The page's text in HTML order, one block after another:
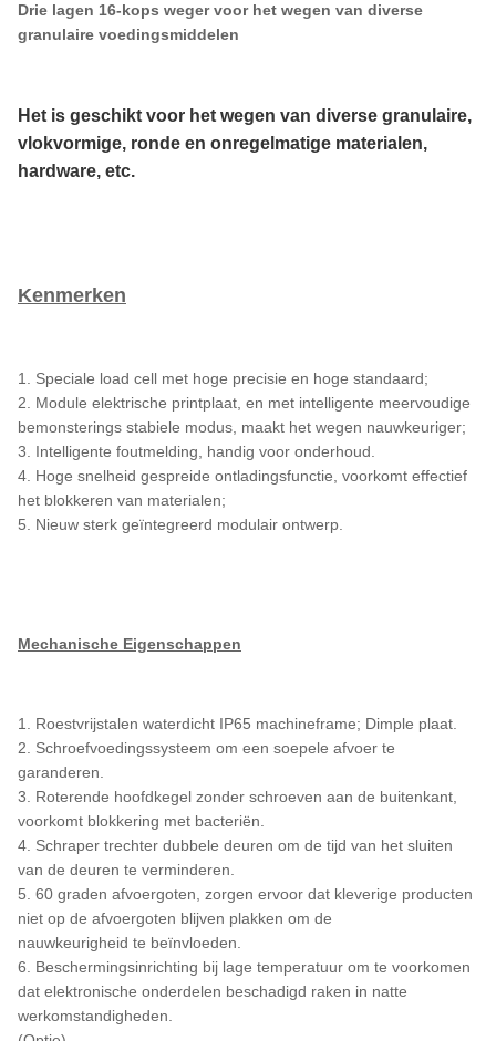
Drie lagen 16-kops weger voor het wegen van diverse
granulaire voedingsmiddelen
Het is geschikt voor het wegen van diverse granulaire,
vlokvormige, ronde en onregelmatige materialen,
hardware, etc.
Kenmerken
1. Speciale load cell met hoge precisie en hoge standaard;
2. Module elektrische printplaat, en met intelligente meervoudige
bemonsterings stabiele modus, maakt het wegen nauwkeuriger;
3. Intelligente foutmelding, handig voor onderhoud.
4. Hoge snelheid gespreide ontladingsfunctie, voorkomt effectief
het blokkeren van materialen;
5. Nieuw sterk geïntegreerd modulair ontwerp.
Mechanische Eigenschappen
1. Roestvrijstalen waterdicht IP65 machineframe; Dimple plaat.
2. Schroefvoedingssysteem om een soepele afvoer te
garanderen.
3. Roterende hoofdkegel zonder schroeven aan de buitenkant,
voorkomt blokkering met bacteriën.
4. Schraper trechter dubbele deuren om de tijd van het sluiten
van de deuren te verminderen.
5. 60 graden afvoergoten, zorgen ervoor dat kleverige producten
niet op de afvoergoten blijven plakken om de
nauwkeurigheid te beïnvloeden.
6. Beschermingsinrichting bij lage temperatuur om te voorkomen
dat elektronische onderdelen beschadigd raken in natte
werkomstandigheden.